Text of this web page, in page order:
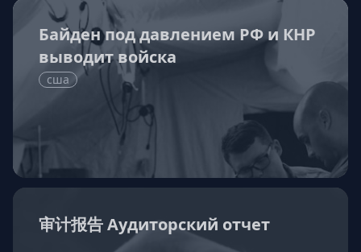
Байден под давлением РФ и КНР
выводит войска
сша
审计报告 Аудиторский отчет